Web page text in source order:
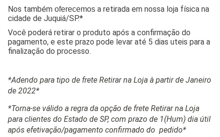
Nos também oferecemos a retirada em nossa loja física na
cidade de Juquiá/SP.*
Você poderá retirar o produto após a confirmação do
pagamento, e este prazo pode levar até 5 dias uteis para a
finalização do processo.
*Adendo para tipo de frete Retirar na Loja à partir de Janeiro
de 2022*
*Torna-se válido a regra da opção de frete Retirar na Loja
para clientes do Estado de SP, com prazo de 1(Hum) dia útil
após efetivação/pagamento confirmado do pedido*